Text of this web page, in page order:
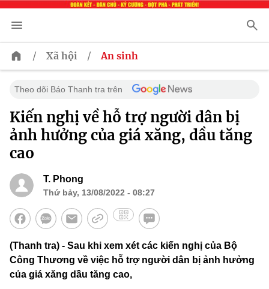
/ Xã hội / An sinh
Theo dõi Báo Thanh tra trên
Kiến nghị về hỗ trợ người dân bị
ảnh hưởng của giá xăng, dầu tăng
cao
T. Phong
Thứ bảy, 13/08/2022 - 08:27
(Thanh tra) - Sau khi xem xét các kiến nghị của Bộ
Công Thương về việc hỗ trợ người dân bị ảnh hưởng
của giá xăng dầu tăng cao,